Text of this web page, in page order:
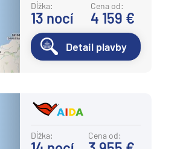
Dĺžka:
13 nocí
Cena od:
4 159 €
Detail plavby
Dĺžka: Cena od: